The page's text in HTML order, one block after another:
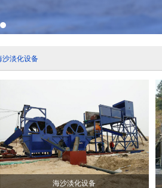
沙淡化设备
海沙淡化设备